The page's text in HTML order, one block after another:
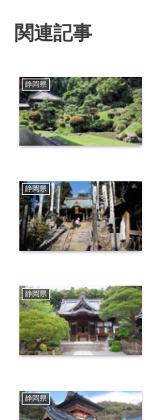
関連記事
静岡県
静岡県
静岡県
静岡県